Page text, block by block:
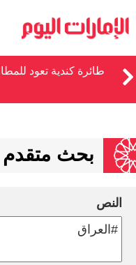
طائرة كندية تعود
بحث متقدم
النص